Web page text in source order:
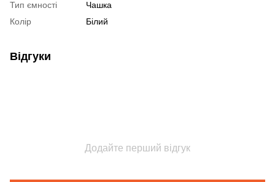
Тип ємності
Чашка
Колір
Білий
Відгуки
Додайте перший відгук